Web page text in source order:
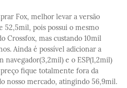
Fox, melhor levar a versão
52,5mil, pois possui o mesmo
Crossfox, mas custando 10mil
Ainda é possível adicionar a
navegador(3,2mil) e o ESP(1,2mil)
fique totalmente fora da
nosso mercado, atingindo 56,9mil.